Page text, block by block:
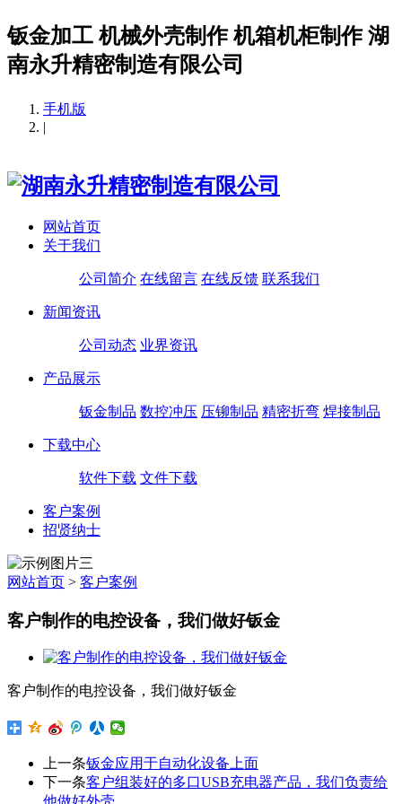
钣金加工 机械外壳制作 机箱机柜制作 湖
南永升精密制造有限公司
手机版
|
网站首页
关于我们
公司简介 在线留言 在线反馈 联系我们
新闻资讯
公司动态 业界资讯
产品展示
钣金制品 数控冲压 压铆制品 精密折弯 焊接制品
下载中心
软件下载 文件下载
客户案例
招贤纳士
网站首页 > 客户案例
客户制作的电控设备，我们做好钣金
客户制作的电控设备，我们做好钣金
上一条钣金应用于自动化设备上面
下一条客户组装好的多口USB充电器产品，我们负责给